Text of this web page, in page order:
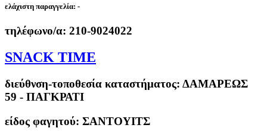
ελάχιστη παραγγελία: -
τηλέφωνο/α: 210-9024022
SNACK TIME
διεύθνση-τοποθεσία καταστήματος: ΔΑΜΑΡΕΩΣ
59 - ΠΑΓΚΡΑΤΙ
είδος φαγητού: ΣΑΝΤΟΥΙΤΣ